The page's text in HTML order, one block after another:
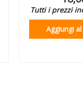
Tutti i prezzi
Aggiungi